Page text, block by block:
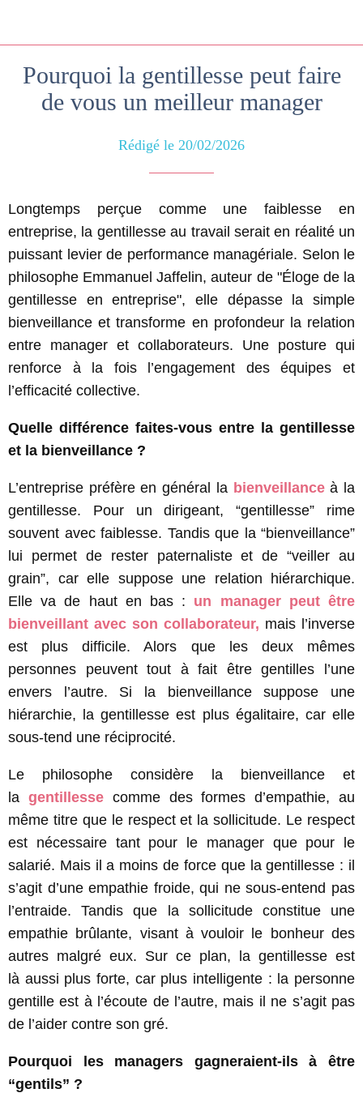
Pourquoi la gentillesse peut faire
de vous un meilleur manager
Rédigé le 20/02/2026
Longtemps perçue comme une faiblesse en
entreprise, la gentillesse au travail serait en réalité un
puissant levier de performance managériale. Selon le
philosophe Emmanuel Jaffelin, auteur de "Éloge de la
gentillesse en entreprise", elle dépasse la simple
bienveillance et transforme en profondeur la relation
entre manager et collaborateurs. Une posture qui
renforce à la fois l’engagement des équipes et
l’efficacité collective.
Quelle différence faites-vous entre la gentillesse
et la bienveillance ?
L’entreprise préfère en général la bienveillanceà la
gentillesse. Pour un dirigeant, “gentillesse” rime
souvent avec faiblesse. Tandis que la “bienveillance”
lui permet de rester paternaliste et de “veiller au
grain”, car elle suppose une relation hiérarchique.
Elle va de haut en bas : un manager peut être
bienveillant avec son collaborateur, mais l’inverse
est plus difficile. Alors que les deux mêmes
personnes peuvent tout à fait être gentilles l’une
envers l’autre. Si la bienveillance suppose une
hiérarchie, la gentillesse est plus égalitaire, car elle
sous-tend une réciprocité.
Le philosophe considère la bienveillance et
la gentillesse comme des formes d’empathie, au
même titre que le respect et la sollicitude. Le respect
est nécessaire tant pour le manager que pour le
salarié. Mais il a moins de force que la gentillesse : il
s’agit d’une empathie froide, qui ne sous-entend pas
l’entraide. Tandis que la sollicitude constitue une
empathie brûlante, visant à vouloir le bonheur des
autres malgré eux. Sur ce plan, la gentillesse est
là aussi plus forte, car plus intelligente : la personne
gentille est à l’écoute de l’autre, mais il ne s’agit pas
de l’aider contre son gré.
Pourquoi les managers gagneraient-ils à être
“gentils” ?